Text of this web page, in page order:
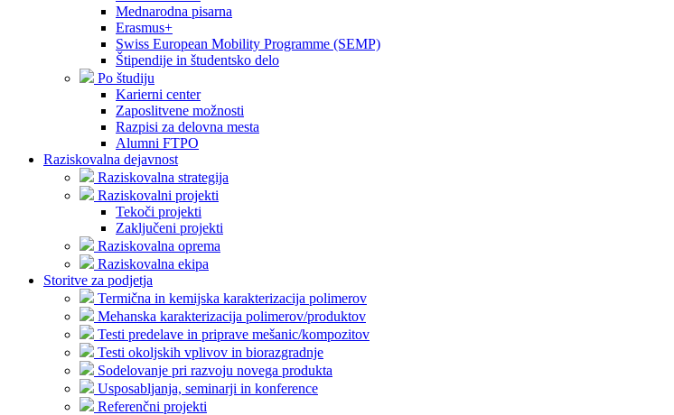
Mednarodna pisarna
Erasmus+
Swiss European Mobility Programme (SEMP)
Štipendije in študentsko delo
Po študiju
Karierni center
Zaposlitvene možnosti
Razpisi za delovna mesta
Alumni FTPO
Raziskovalna dejavnost
Raziskovalna strategija
Raziskovalni projekti
Tekoči projekti
Zaključeni projekti
Raziskovalna oprema
Raziskovalna ekipa
Storitve za podjetja
Termična in kemijska karakterizacija polimerov
Mehanska karakterizacija polimerov/produktov
Testi predelave in priprave mešanic/kompozitov
Testi okoljskih vplivov in biorazgradnje
Sodelovanje pri razvoju novega produkta
Usposabljanja, seminarji in konference
Referenčni projekti